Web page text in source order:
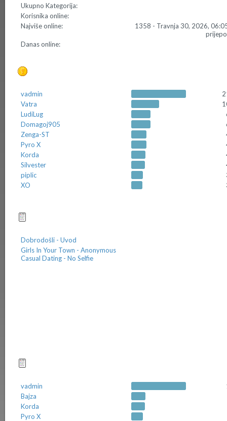
Ukupno Kategorija:
Korisnika online:
Najviše online:
1358 - Travnja 30, 2026,
Danas online:
vadmin
Vatra
LudiLug
Domagoj905
Zenga-ST
Pyro X
Korda
Silvester
piplic
XO
Dobrodošli - Uvod
Girls In Your Town - Anonymous
Casual Dating - No Selfie
vadmin
Bajza
Korda
Pyro X